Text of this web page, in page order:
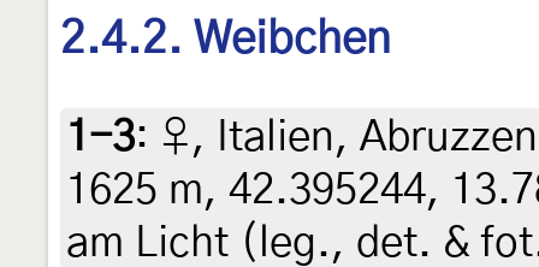
2.4.2. Weibchen
1-3: ♀, Italien,
1625 m, 42.395244,
am Licht (leg., det. &